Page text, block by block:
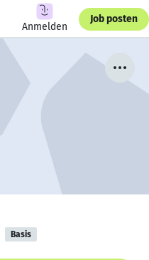
Anmelden
Job posten
Basis